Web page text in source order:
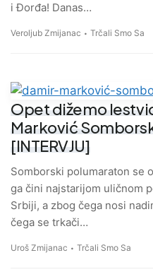
i Đorđa! Danas…
Veroljub Zmijanac Trčali Smo Sa
Opet dižemo
Marković
[INTERVJU]
Somborski polumaraton se
ga čini najstarijom uličnom
Srbiji, a zbog čega nosi
čega se trkači…
Uroš Zmijanac Trčali Smo Sa